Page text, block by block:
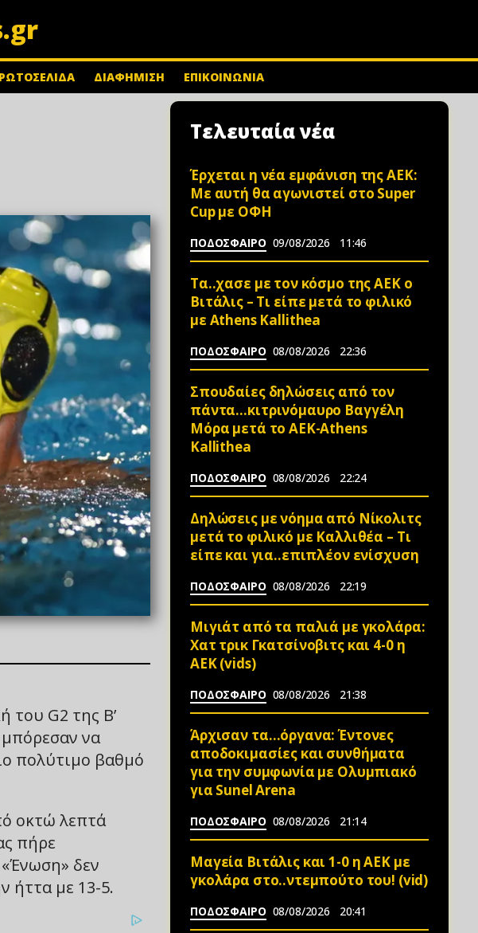
ΔΙΑΦΗΜΙΣΗ ΕΠΙΚΟΙΝΩΝΙΑ
του G2 της Β’
να
πολύτιμο βαθμό
οκτώ λεπτά
πήρε
δεν
ήττα με 13-5.
Τελευταία νέα
Έρχεται η νέα εμφάνιση της ΑΕΚ:
Με αυτή θα αγωνιστεί στο Super
Cup με ΟΦΗ
ΠΟΔΟΣΦΑΙΡΟ 09/08/2026 11:46
Τα..χασε με τον κόσμο της ΑΕΚ ο
Βιτάλις – Τι είπε μετά το φιλικό
με Athens Kallithea
ΠΟΔΟΣΦΑΙΡΟ 08/08/2026 22:36
Σπουδαίες δηλώσεις από τον
πάντα…κιτρινόμαυρο Βαγγέλη
Μόρα μετά το ΑΕΚ-Athens
Kallithea
ΠΟΔΟΣΦΑΙΡΟ 08/08/2026 22:24
Δηλώσεις με νόημα από Νίκολιτς
μετά το φιλικό με Καλλιθέα – Τι
είπε και για..επιπλέον ενίσχυση
ΠΟΔΟΣΦΑΙΡΟ 08/08/2026 22:19
Μιγιάτ από τα παλιά με γκολάρα:
Χατ τρικ Γκατσίνοβιτς και 4-0 η
ΑΕΚ (vids)
ΠΟΔΟΣΦΑΙΡΟ 08/08/2026 21:38
Άρχισαν τα…όργανα: Έντονες
αποδοκιμασίες και συνθήματα
για την συμφωνία με Ολυμπιακό
για Sunel Arena
ΠΟΔΟΣΦΑΙΡΟ 08/08/2026 21:14
Μαγεία Βιτάλις και 1-0 η ΑΕΚ με
γκολάρα στο..ντεμπούτο του! (vid)
ΠΟΔΟΣΦΑΙΡΟ 08/08/2026 20:41